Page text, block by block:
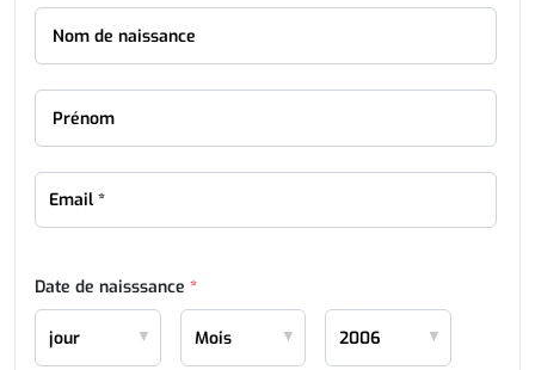
Nom de naissance
Prénom
Date de naisssance *